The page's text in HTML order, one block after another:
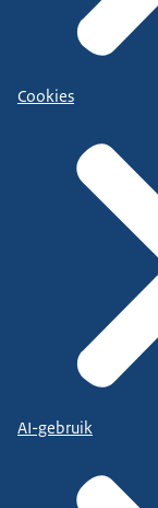
Cookies
AI-gebruik